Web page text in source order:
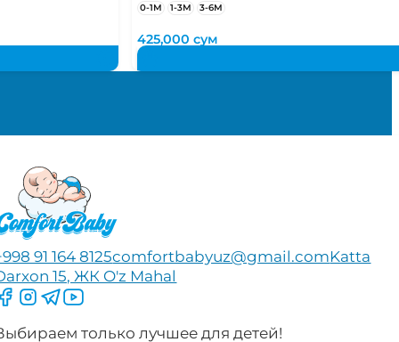
0-1М 1-3М 3-6М
425,000 сум
91 164 8125comfortbabyuz@gmail.comKatta
15, ЖК O'z Mahal
Следите за нами на Facebook
Следите за нами в Instagram
Следите за нами в Telegram
Следите за нами в YouTube
только лучшее для детей!